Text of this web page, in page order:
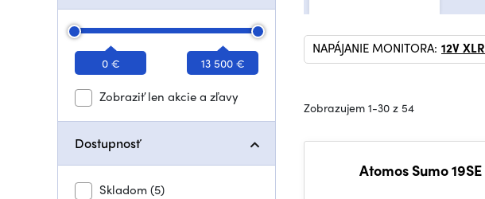
0 € 13 500 €
Zobraziť len akcie a zľavy
Dostupnosť
Skladom(5)
NAPÁJANIE MONITORA: 12V XLR
Zobrazujem 1-30 z 54
Atomos Sumo 19SE